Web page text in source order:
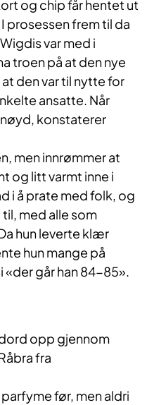
og chip får hentet ut
prosessen frem til da
var med i
troen på at den nye
den var til nytte for
ansatte. Når
konstaterer
men innrømmer at
og litt varmt inne i
i å prate med folk, og
med alle som
hun leverte klær
hun mange på
«der går han 84-85».
opp gjennom
fra
før, men aldri